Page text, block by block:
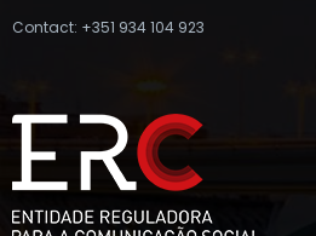
Contact: +351 934 104 923